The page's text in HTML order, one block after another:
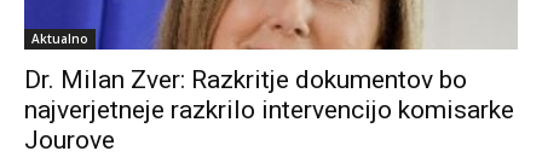
Aktualno
Dr. Milan Zver: Razkritje dokumentov bo
najverjetneje razkrilo intervencijo komisarke
Jourove